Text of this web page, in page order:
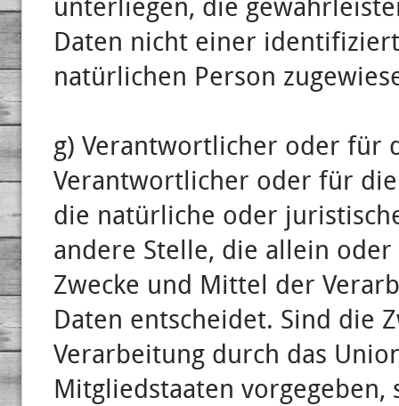
unterliegen, die
Daten nicht einer
natürlichen Person
g) Verantwortlicher oder für
Verantwortlicher oder für
die natürliche oder
andere Stelle, die allein
Zwecke und Mittel der
Daten entscheidet. Sind die
Verarbeitung durch das
Mitgliedstaaten